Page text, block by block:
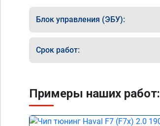
Блок управления (ЭБУ):
Срок работ:
Примеры наших работ: